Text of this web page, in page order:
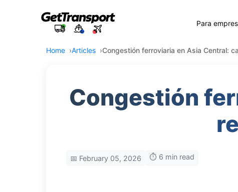
Para
Home Articles Congestión ferroviaria en Asia Central:
Congestión
📅 February 05, 2026 ⏱️ 6 min read